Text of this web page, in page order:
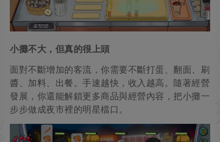
小攤不大，但真的很上頭
面對不斷增加的客流，你需要不斷打蛋、翻面、刷
醬、加料、出餐。手速越快，收入越高。隨著經營
發展，你還能解鎖更多商品與經營內容，把小攤一
步步做成夜市裡的明星檔口。